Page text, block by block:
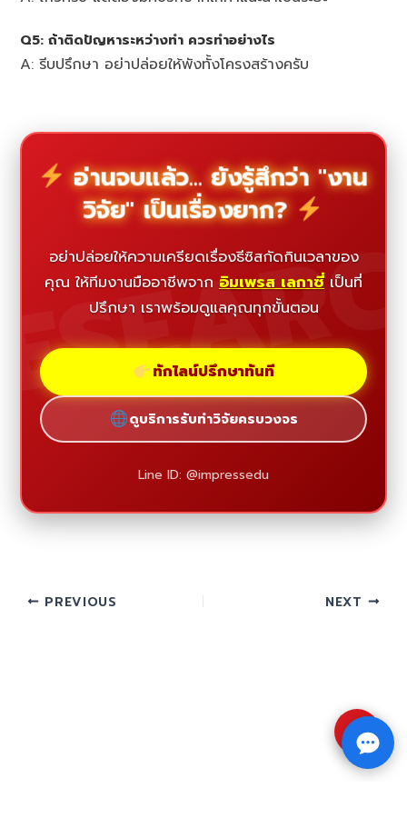
Q5: ถ้าติดปัญหาระหว่างทำ ควรทำอย่างไร
A: รีบปรึกษา อย่าปล่อยให้พังทั้งโครงสร้างครับ
อ่านจบแล้ว... ยังรู้สึกว่า "งาน
วิจัย" เป็นเรื่องยาก?
อย่าปล่อยให้ความเครียดเรื่องธีซิสกัดกินเวลาของ
คุณ ให้ทีมงานมืออาชีพจาก อิมเพรส เลกาซี่ เป็นที่
ปรึกษา เราพร้อมดูแลคุณทุกขั้นตอน
ทักไลน์ปรึกษาทันที
ดูบริการรับทำวิจัยครบวงจร
Line ID: @impressedu
PREVIOUS NEXT
⇧